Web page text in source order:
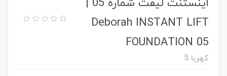
Deborah INSTANT LIFT
FOUNDATION 05
کهربا 5